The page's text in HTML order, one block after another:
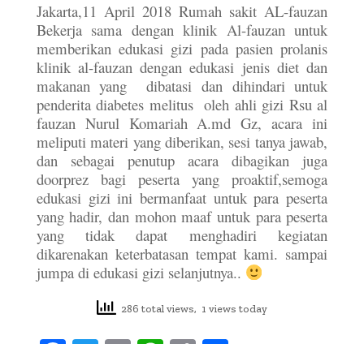
Jakarta,11 April 2018 Rumah sakit AL-fauzan
Bekerja sama dengan klinik Al-fauzan untuk
memberikan edukasi gizi pada pasien prolanis
klinik al-fauzan dengan edukasi jenis diet dan
makanan yang dibatasi dan dihindari untuk
penderita diabetes melitus oleh ahli gizi Rsu al
fauzan Nurul Komariah A.md Gz, acara ini
meliputi materi yang diberikan, sesi tanya jawab,
dan sebagai penutup acara dibagikan juga
doorprez bagi peserta yang proaktif,semoga
edukasi gizi ini bermanfaat untuk para peserta
yang hadir, dan mohon maaf untuk para peserta
yang tidak dapat menghadiri kegiatan
dikarenakan keterbatasan tempat kami. sampai
jumpa di edukasi gizi selanjutnya..
286 total views, 1 views today